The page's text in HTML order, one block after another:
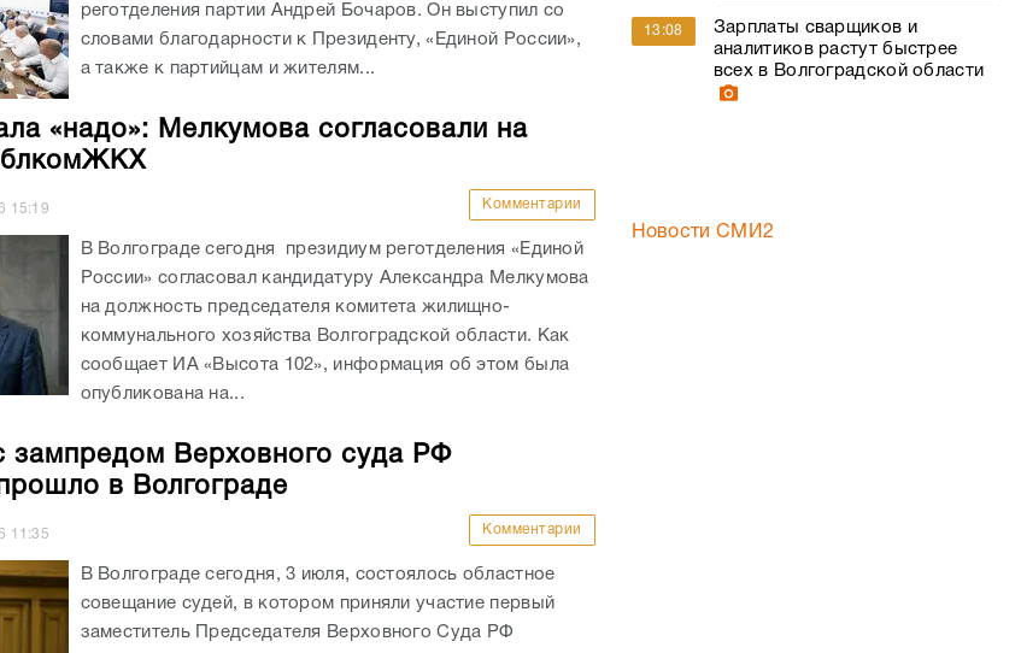
реготделения партии Андрей Бочаров. Он выступил со
словами благодарности к Президенту, «Единой России»,
а также к партийцам и жителям...
«надо»: Мелкумова согласовали на
15:19 Комментарии
В Волгограде сегодня президиум реготделения «Единой
России» согласовал кандидатуру Александра Мелкумова
на должность председателя комитета жилищно-
коммунального хозяйства Волгоградской области. Как
сообщает ИА «Высота 102», информация об этом была
опубликована на...
зампредом Верховного суда РФ
в Волгограде
11:35 Комментарии
В Волгограде сегодня, 3 июля, состоялось областное
совещание судей, в котором приняли участие первый
заместитель Председателя Верховного Суда РФ
13:08
Зарплаты сварщиков и
аналитиков растут быстрее
всех в Волгоградской области
Новости СМИ2